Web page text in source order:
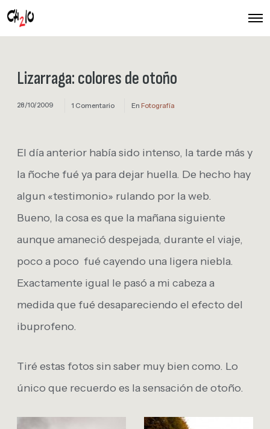
O
Lizarraga: colores de otoño
28/10/2009 1 Comentario En Fotografía
El día anterior había sido intenso, la tarde más y
la ñoche fué ya para dejar huella. De hecho hay
algun «testimonio» rulando por la web.
Bueno, la cosa es que la mañana siguiente
aunque amaneció despejada, durante el viaje,
poco a poco fué cayendo una ligera niebla.
Exactamente igual le pasó a mi cabeza a
medida que fué desapareciendo el efecto del
ibuprofeno.
Tiré estas fotos sin saber muy bien como. Lo
único que recuerdo es la sensación de otoño.